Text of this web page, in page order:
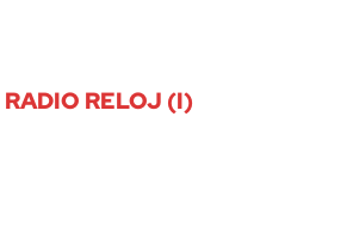
RELOJ (I)